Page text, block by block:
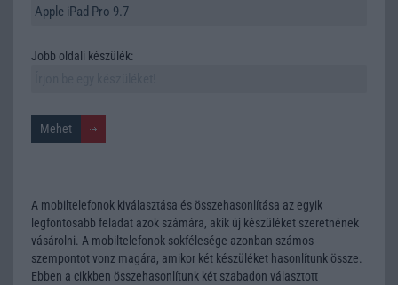
Jobb oldali készülék:
A mobiltelefonok kiválasztása és összehasonlítása az egyik
legfontosabb feladat azok számára, akik új készüléket szeretnének
vásárolni. A mobiltelefonok sokfélesége azonban számos
szempontot vonz magára, amikor két készüléket hasonlítunk össze.
Ebben a cikkben összehasonlítunk két szabadon választott